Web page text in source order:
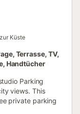
Küste
Terrasse, TV,
Handtücher
Parking
views. This
private parking